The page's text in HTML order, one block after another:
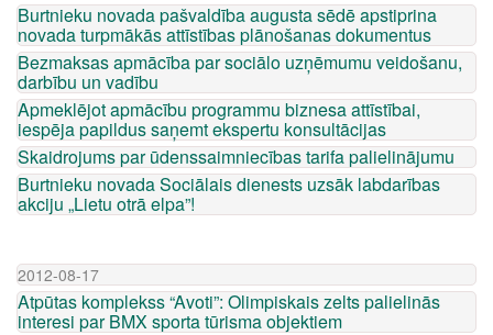
Burtnieku novada pašvaldība augusta sēdē apstiprina
novada turpmākās attīstības plānošanas dokumentus
Bezmaksas apmācība par sociālo uzņēmumu veidošanu,
darbību un vadību
Apmeklējot apmācību programmu biznesa attīstībai,
iespēja papildus saņemt ekspertu konsultācijas
Skaidrojums par ūdenssaimniecības tarifa palielinājumu
Burtnieku novada Sociālais dienests uzsāk labdarības
akciju „Lietu otrā elpa”!
2012-08-17
Atpūtas komplekss “Avoti”: Olimpiskais zelts palielinās
interesi par BMX sporta tūrisma objektiem